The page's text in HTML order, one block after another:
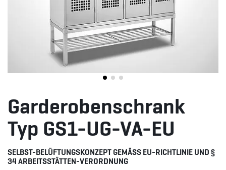
Garderobenschrank
Typ GS1-UG-VA-EU
SELBST-BELÜFTUNGSKONZEPT GEMÄSS EU-RICHTLINIE UND § 3
4 ARBEITSSTÄTTEN-VERORDNUNG